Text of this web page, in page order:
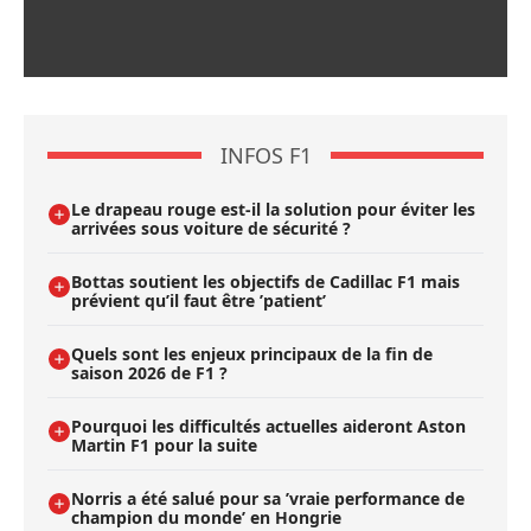
INFOS F1
Le drapeau rouge est-il la solution pour éviter les
arrivées sous voiture de sécurité ?
Bottas soutient les objectifs de Cadillac F1 mais
prévient qu’il faut être ’patient’
Quels sont les enjeux principaux de la fin de
saison 2026 de F1 ?
Pourquoi les difficultés actuelles aideront Aston
Martin F1 pour la suite
Norris a été salué pour sa ’vraie performance de
champion du monde’ en Hongrie